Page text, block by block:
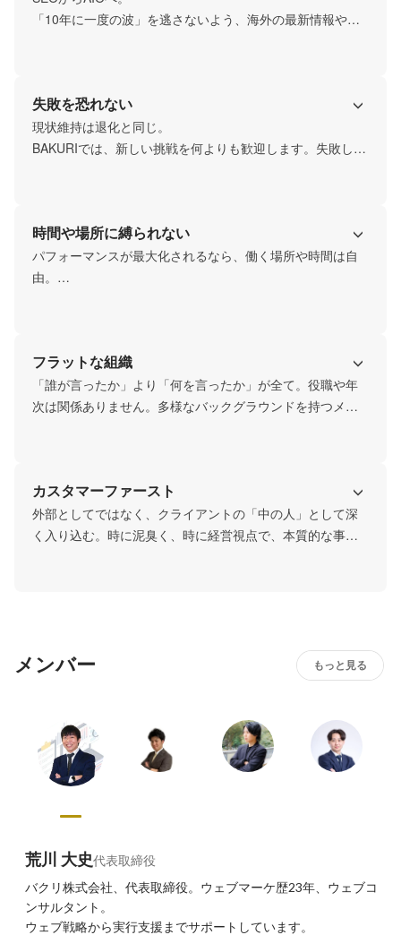
「10年に一度の波」を逃さないよう、海外の最新情報やテ
失敗を恐れない
現状維持は退化と同じ。
BAKURIでは、新しい挑戦を何よりも歓迎します。失敗して
時間や場所に縛られない
パフォーマンスが最大化されるなら、働く場所や時間は自
由。
フラットな組織
「誰が言ったか」より「何を言ったか」が全て。役職や年
次は関係ありません。多様なバックグラウンドを持つメン
カスタマーファースト
外部としてではなく、クライアントの「中の人」として深
く入り込む。時に泥臭く、時に経営視点で、本質的な事業
メンバー もっと見る
荒川 大史代表取締役
バクリ株式会社、代表取締役。ウェブマーケ歴23年、ウェブコ
ンサルタント。
ウェブ戦略から実行支援までサポートしています。